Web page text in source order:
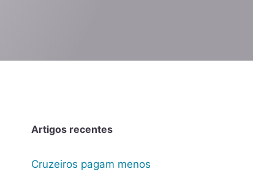
Artigos recentes
Cruzeiros pagam menos